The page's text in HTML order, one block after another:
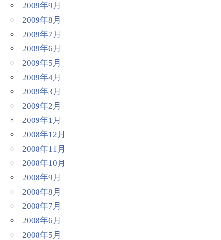
2009年9月
2009年8月
2009年7月
2009年6月
2009年5月
2009年4月
2009年3月
2009年2月
2009年1月
2008年12月
2008年11月
2008年10月
2008年9月
2008年8月
2008年7月
2008年6月
2008年5月